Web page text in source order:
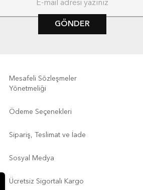
GÖNDER
Mesafeli Sözleşmeler
Yönetmeliği
Ödeme Seçenekleri
Sipariş, Teslimat ve İade
Sosyal Medya
Ücretsiz Sigortalı Kargo